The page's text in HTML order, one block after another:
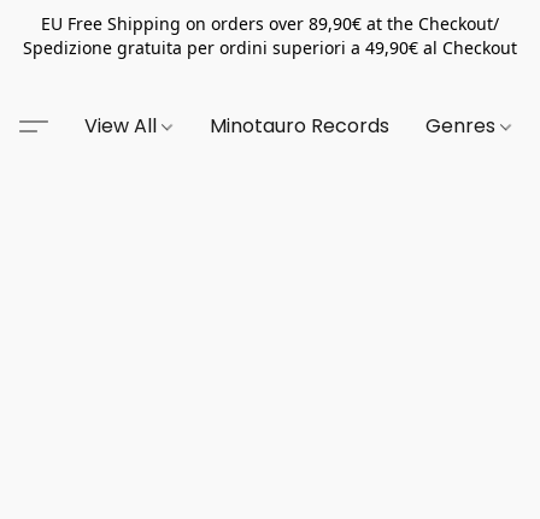
EU Free Shipping on orders over 89,90€ at the Checkout/
Spedizione gratuita per ordini superiori a 49,90€ al Checkout
View All Minotauro Records Genres